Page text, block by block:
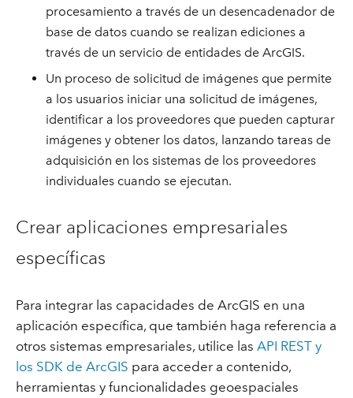
procesamiento a través de un desencadenador de
base de datos cuando se realizan ediciones a
través de un servicio de entidades de ArcGIS.
Un proceso de solicitud de imágenes que permite
a los usuarios iniciar una solicitud de imágenes,
identificar a los proveedores que pueden capturar
imágenes y obtener los datos, lanzando tareas de
adquisición en los sistemas de los proveedores
individuales cuando se ejecutan.
Crear aplicaciones empresariales
específicas
Para integrar las capacidades de ArcGIS en una
aplicación específica, que también haga referencia a
otros sistemas empresariales, utilice las API REST y
los SDK de ArcGIS para acceder a contenido,
herramientas y funcionalidades geoespaciales